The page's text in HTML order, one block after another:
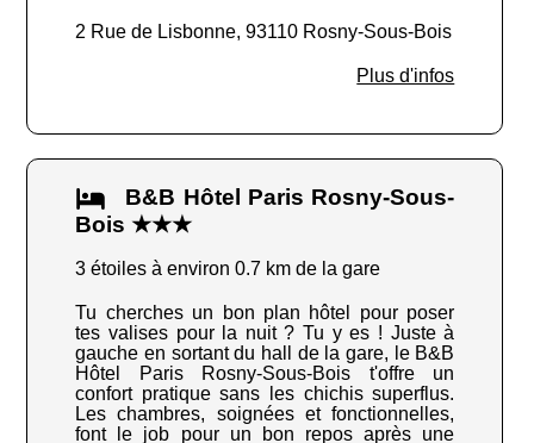
2 Rue de Lisbonne, 93110 Rosny-Sous-Bois
Plus d'infos
B&B Hôtel Paris Rosny-Sous-
Bois ★★★
3 étoiles à environ 0.7 km de la gare
Tu cherches un bon plan hôtel pour poser
tes valises pour la nuit ? Tu y es ! Juste à
gauche en sortant du hall de la gare, le B&B
Hôtel Paris Rosny-Sous-Bois t'offre un
confort pratique sans les chichis superflus.
Les chambres, soignées et fonctionnelles,
font le job pour un bon repos après une